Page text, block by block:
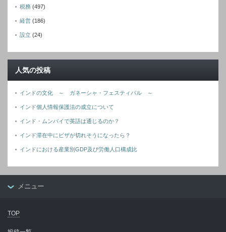
税務 (497)
経営 (186)
設立 (24)
人気の投稿
インドの文化 ～ ガネーシャ・フェスティバル ～
インド個人情報保護法の成立について
インド・ムンバイで英語は通じるのか？
インド滞在中にビザが切れそうになったら？
インドにおける産業別GDP及び労働人口構成比
メニュー
TOP